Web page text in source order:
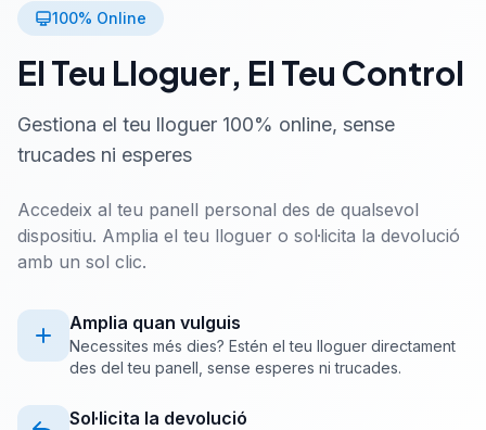
100% Online
El Teu Lloguer, El Teu Control
Gestiona el teu lloguer 100% online, sense
trucades ni esperes
Accedeix al teu panell personal des de qualsevol
dispositiu. Amplia el teu lloguer o sol·licita la devolució
amb un sol clic.
Amplia quan vulguis
Necessites més dies? Estén el teu lloguer directament
des del teu panell, sense esperes ni trucades.
Sol·licita la devolució